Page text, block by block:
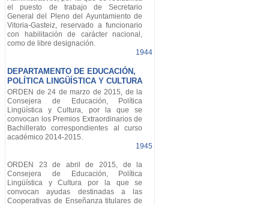
el puesto de trabajo de Secretario
General del Pleno del Ayuntamiento de
Vitoria-Gasteiz, reservado a funcionario
con habilitación de carácter nacional,
como de libre designación.
1944
DEPARTAMENTO DE EDUCACIÓN,
POLÍTICA LINGÜÍSTICA Y CULTURA
ORDEN de 24 de marzo de 2015, de la
Consejera de Educación, Política
Lingüística y Cultura, por la que se
convocan los Premios Extraordinarios de
Bachillerato correspondientes al curso
académico 2014-2015.
1945
ORDEN 23 de abril de 2015, de la
Consejera de Educación, Política
Lingüística y Cultura por la que se
convocan ayudas destinadas a las
Cooperativas de Enseñanza titulares de